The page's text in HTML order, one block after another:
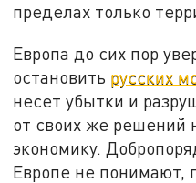
пределах только
Европа до сих пор
остановить русских
несет убытки и
от своих же решений
экономику.
Европе не понимают,